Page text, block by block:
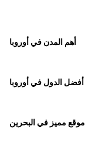
أهم المدن في أوروبا
أفضل الدول في أوروبا
موقع مميز في البحرين